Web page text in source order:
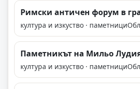
Римски античен форум в
култура и изкуство · паметници
Паметникът на Мильо
култура и изкуство · паметници